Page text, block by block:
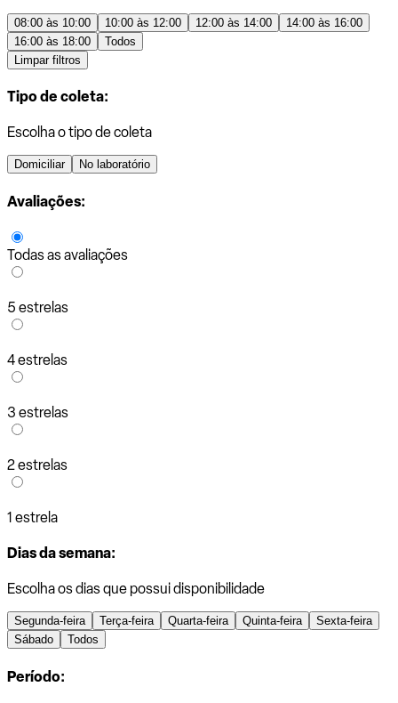
08:00 às 10:00 10:00 às 12:00 12:00 às 14:00
14:00 às 16:00
16:00 às 18:00
Todos
Limpar filtros
Tipo de coleta:
Escolha o tipo de coleta
Domiciliar No laboratório
Avaliações:
Todas as avaliações
5 estrelas
4 estrelas
3 estrelas
2 estrelas
1 estrela
Dias da semana:
Escolha os dias que possui disponibilidade
Segunda-feira Terça-feira Quarta-feira Quinta-feira
Sexta-feira
Sábado
Todos
Período: